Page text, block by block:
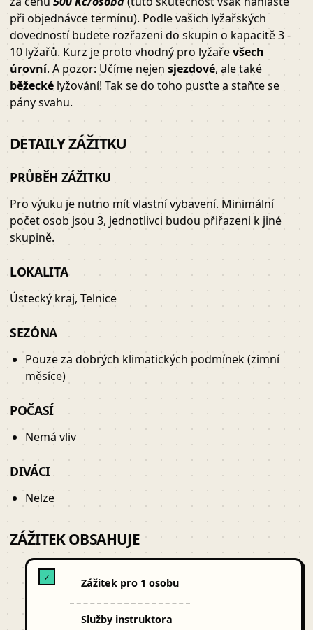
při objednávce termínu). Podle vašich lyžařských
dovedností budete rozřazeni do skupin o kapacitě 3 -
10 lyžařů. Kurz je proto vhodný pro lyžařevšech
úrovní. A pozor: Učíme nejen sjezdové, ale také
běžecké lyžování! Tak se do toho pusťte a staňte se
pány svahu.
DETAILY ZÁŽITKU
PRŮBĚH ZÁŽITKU
Pro výuku je nutno mít vlastní vybavení. Minimální
počet osob jsou 3, jednotlivci budou přiřazeni k jiné
skupině.
LOKALITA
Ústecký kraj, Telnice
SEZÓNA
Pouze za dobrých klimatických podmínek (zimní
měsíce)
POČASÍ
Nemá vliv
DIVÁCI
Nelze
ZÁŽITEK OBSAHUJE
✓ Zážitek pro 1 osobu
Služby instruktora